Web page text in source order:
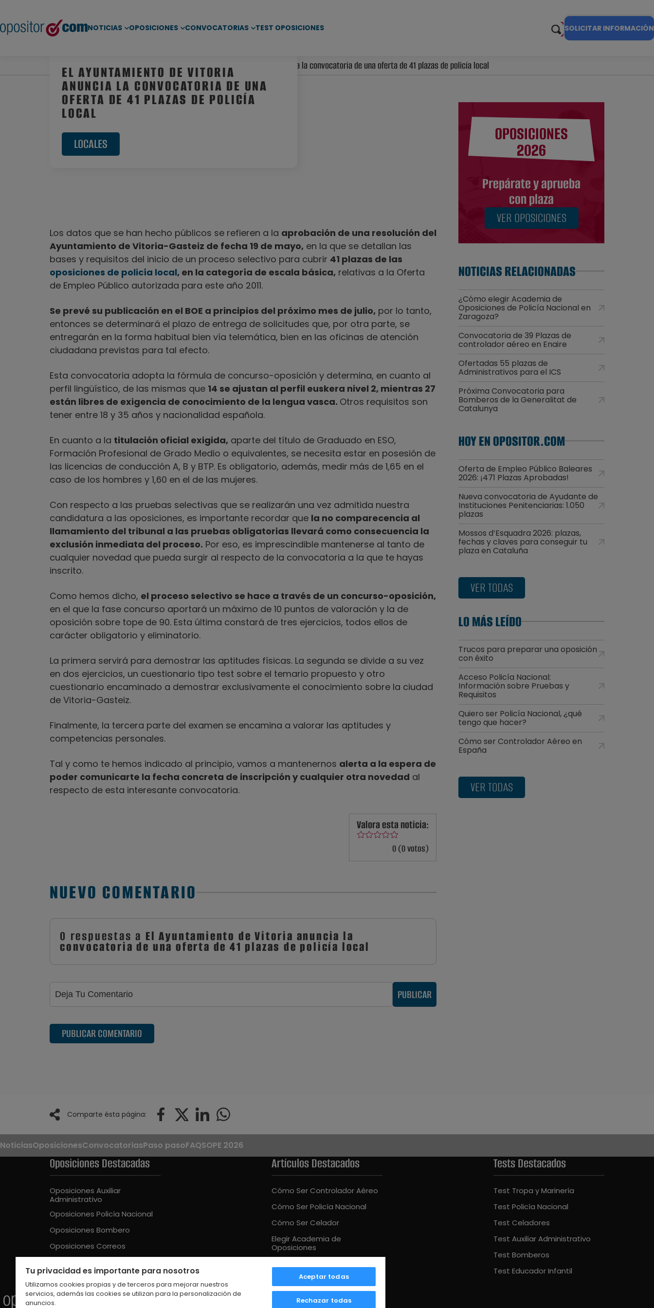
NOTICIAS OPOSICIONES CONVOCATORIAS TEST OPOSICIONES SOLICITAR INFORMACIÓN
Inicio/ Noticias/Oposiciones Locales/ El Ayuntamiento de Vitoria anuncia la convocatoria de una oferta de 41 plazas de policía local
EL AYUNTAMIENTO DE VITORIA
ANUNCIA LA CONVOCATORIA DE UNA
OFERTA DE 41 PLAZAS DE POLICÍA
LOCAL
LOCALES
Los datos que se han hecho públicos se refieren a la aprobación de una resolución del
Ayuntamiento de Vitoria-Gasteiz de fecha 19 de mayo, en la que se detallan las
bases y requisitos del inicio de un proceso selectivo para cubrir 41 plazas de las
oposiciones de policía local, en la categoría de escala básica, relativas a la Oferta
de Empleo Público autorizada para este año 2011.
Se prevé su publicación en el BOE a principios del próximo mes de julio, por lo tanto,
entonces se determinará el plazo de entrega de solicitudes que, por otra parte, se
entregarán en la forma habitual bien vía telemática, bien en las oficinas de atención
ciudadana previstas para tal efecto.
Esta convocatoria adopta la fórmula de concurso-oposición y determina, en cuanto al
perfil lingüístico, de las mismas que 14 se ajustan al perfil euskera nivel 2, mientras 27
están libres de exigencia de conocimiento de la lengua vasca. Otros requisitos son
tener entre 18 y 35 años y nacionalidad española.
En cuanto a la titulación oficial exigida, aparte del título de Graduado en ESO,
Formación Profesional de Grado Medio o equivalentes, se necesita estar en posesión de
las licencias de conducción A, B y BTP. Es obligatorio, además, medir más de 1,65 en el
caso de los hombres y 1,60 en el de las mujeres.
Con respecto a las pruebas selectivas que se realizarán una vez admitida nuestra
candidatura a las oposiciones, es importante recordar que la no comparecencia al
llamamiento del tribunal a las pruebas obligatorias llevará como consecuencia la
exclusión inmediata del proceso. Por eso, es imprescindible mantenerse al tanto de
cualquier novedad que pueda surgir al respecto de la convocatoria a la que te hayas
inscrito.
Como hemos dicho, el proceso selectivo se hace a través de un concurso-oposición,
en el que la fase concurso aportará un máximo de 10 puntos de valoración y la de
oposición sobre tope de 90. Esta última constará de tres ejercicios, todos ellos de
carácter obligatorio y eliminatorio.
La primera servirá para demostrar las aptitudes físicas. La segunda se divide a su vez
en dos ejercicios, un cuestionario tipo test sobre el temario propuesto y otro
cuestionario encaminado a demostrar exclusivamente el conocimiento sobre la ciudad
de Vitoria-Gasteiz.
Finalmente, la tercera parte del examen se encamina a valorar las aptitudes y
competencias personales.
Tal y como te hemos indicado al principio, vamos a mantenernos alerta a la espera de
poder comunicarte la fecha concreta de inscripción y cualquier otra novedad al
respecto de esta interesante convocatoria.
Valora esta noticia:
0 (0 votos)
NUEVO COMENTARIO
0 respuestas a El Ayuntamiento de Vitoria anuncia la
convocatoria de una oferta de 41 plazas de policía local
PUBLICAR
PUBLICAR COMENTARIO
OPOSICIONES
2026
Prepárate y aprueba
con plaza
VER OPOSICIONES
NOTICIAS RELACIONADAS
¿Cómo elegir Academia de
Oposiciones de Policía Nacional en
Zaragoza?
Convocatoria de 39 Plazas de
controlador aéreo en Enaire
Ofertadas 55 plazas de
Administrativos para el ICS
Próxima Convocatoria para
Bomberos de la Generalitat de
Catalunya
HOY EN OPOSITOR.COM
Oferta de Empleo Público Baleares
2026: ¡471 Plazas Aprobadas!
Nueva convocatoria de Ayudante de
Instituciones Penitenciarias: 1.050
plazas
Mossos d’Esquadra 2026: plazas,
fechas y claves para conseguir tu
plaza en Cataluña
VER TODAS
LO MÁS LEÍDO
Trucos para preparar una oposición
con éxito
Acceso Policía Nacional:
Información sobre Pruebas y
Requisitos
Quiero ser Policía Nacional, ¿qué
tengo que hacer?
Cómo ser Controlador Aéreo en
España
VER TODAS
Comparte ésta página:
NoticiasOposicionesConvocatoriasPaso pasoFAQSOPE 2026
Oposiciones Destacadas
Oposiciones Auxiliar
Administrativo
Oposiciones Policía Nacional
Oposiciones Bombero
Oposiciones Correos
Oposiciones Educación Intantil
Artículos Destacados
Cómo Ser Controlador Aéreo
Cómo Ser Policía Nacional
Cómo Ser Celador
Elegir Academia de
Oposiciones
Mejor Academia Oposiciones
UE
Tests Destacados
Test Tropa y Marinería
Test Policía Nacional
Test Celadores
Test Auxiliar Administrativo
Test Bomberos
Test Educador Infantil
Tu privacidad es importante para nosotros
Utilizamos cookies propias y de terceros para mejorar nuestros
servicios, además las cookies se utilizan para la personalización de
anuncios.
Aceptar todas
Rechazar todas